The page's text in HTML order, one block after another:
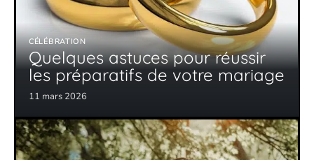
CÉLÉBRATION
Quelques astuces pour réussir
les préparatifs de votre mariage
11 mars 2026